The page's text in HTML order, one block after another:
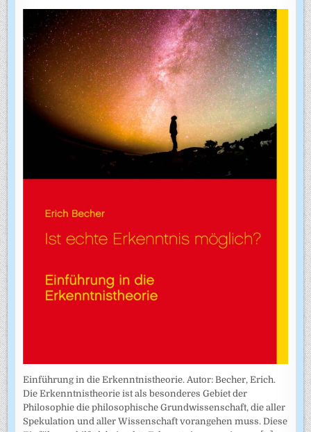
Einführung in die Erkenntnistheorie. Autor: Becher, Erich.
Die Erkenntnistheorie ist als besonderes Gebiet der
Philosophie die philosophische Grundwissenschaft, die aller
Spekulation und aller Wissenschaft vorangehen muss. Diese